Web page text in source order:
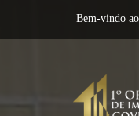
Bem-vindo